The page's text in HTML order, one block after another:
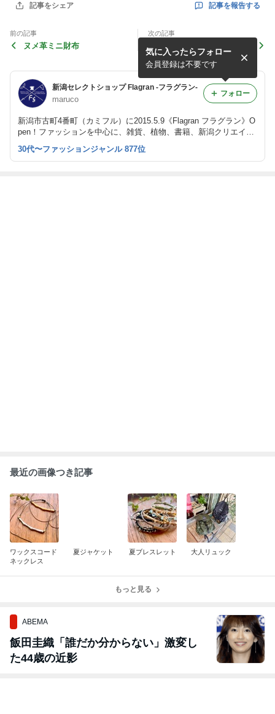
記事をシェア 記事を報告する
前の記事
ヌメ革ミニ財布
次の記事
新潟セレクトショップ Flagran -フラグラン-
maruco
新潟市古町4番町（カミフル）に2015.5.9《Flagran フラグラン》O
pen！ファッションを中心に、雑貨、植物、書籍、新潟クリエイタ
ーitemなど幅広くラインナップ。新作情報や日々を綴るブログ htt
p://flagran.info/
気に入ったらフォロー
会員登録は不要です
フォロー
30代〜ファッションジャンル 877位
最近の画像つき記事
ワックスコード
ネックレス
夏ジャケット 夏ブレスレット 大人リュック
もっと見る
ABEMA
飯田圭織「誰だか分からない」激変し
た44歳の近影